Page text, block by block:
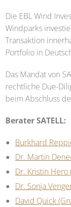
Die EBL Wind
Windparks
Transaktion
Portfolio in
Das Mandat von
rechtliche Due-
beim Abschluss
BeraterSATELL:
Burkhard
Dr. Martin
Dr. Kristin Hero
Dr. Sonja
David Quick